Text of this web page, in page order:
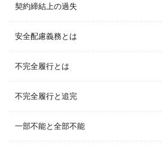
契約締結上の過失
安全配慮義務とは
不完全履行とは
不完全履行と追完
一部不能と全部不能